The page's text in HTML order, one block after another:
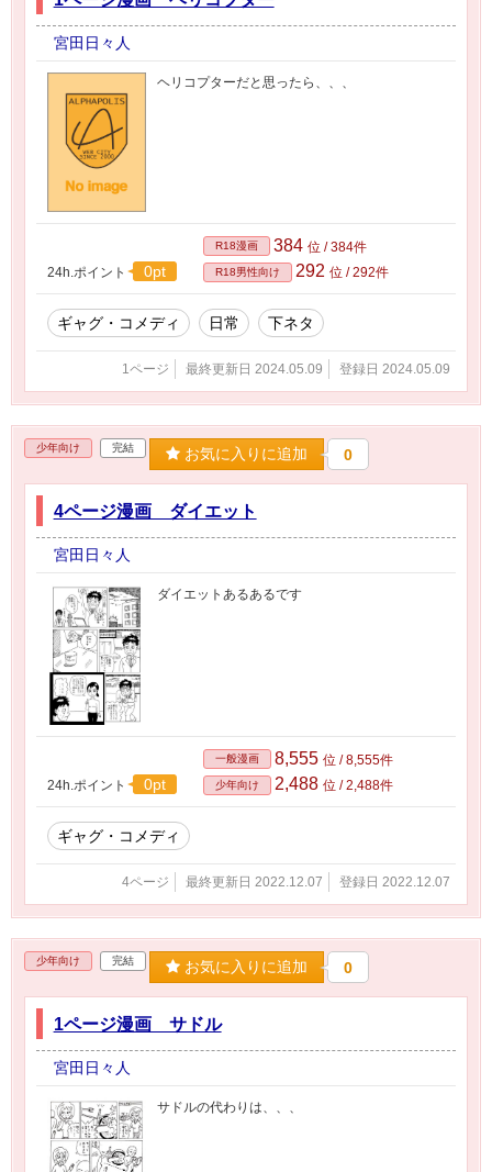
宮田日々人
ヘリコプターだと思ったら、、、
24h.ポイント 0pt
R18漫画 384 位 / 384件
R18男性向け 292 位 / 292件
ギャグ・コメディ 日常 下ネタ
1ページ 最終更新日 2024.05.09 登録日 2024.05.09
少年向け 完結 お気に入りに追加 0
4ページ漫画 ダイエット
宮田日々人
ダイエットあるあるです
24h.ポイント 0pt
一般漫画 8,555 位 / 8,555件
少年向け 2,488 位 / 2,488件
ギャグ・コメディ
4ページ 最終更新日 2022.12.07 登録日 2022.12.07
少年向け 完結 お気に入りに追加 0
1ページ漫画 サドル
宮田日々人
サドルの代わりは、、、